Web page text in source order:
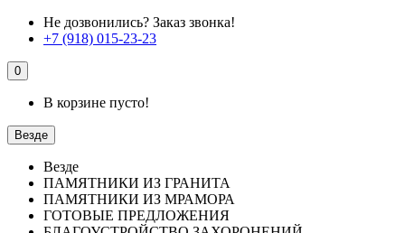
Не дозвонились? Заказ звонка!
+7 (918) 015-23-23
0
В корзине пусто!
Везде
Везде
ПАМЯТНИКИ ИЗ ГРАНИТА
ПАМЯТНИКИ ИЗ МРАМОРА
ГОТОВЫЕ ПРЕДЛОЖЕНИЯ